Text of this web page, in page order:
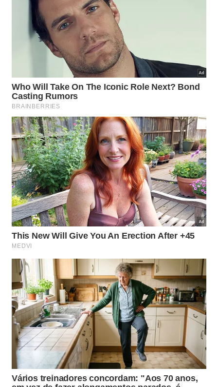
Algumas práticas simples podem transformar
completamente o aspecto do cabelo e facilitar sua
manutenção. Inclua estes cuidados na sua rotina
para obter melhores resultados:
Hidrate os cabelos regularmente para repor a
umidade natural
Evite lavar com água muito quente, pois isso
resseca os fios
Utilize produtos específicos para cabelos
grisalhos ou secos
Proteja os fios da exposição solar intensa
Evite o uso excessivo de secadores e chapinhas
O shampoo matizador é um grande aliado na rotina de
quem deseja preservar a beleza dos cabelos grisalhos
Imagem gerada por inteligência artificial
Qual é a importância da hidratação
para cabelos grisalhos?
A hidratação é fundamental porque os cabelos
grisalhos tendem a perder água com mais